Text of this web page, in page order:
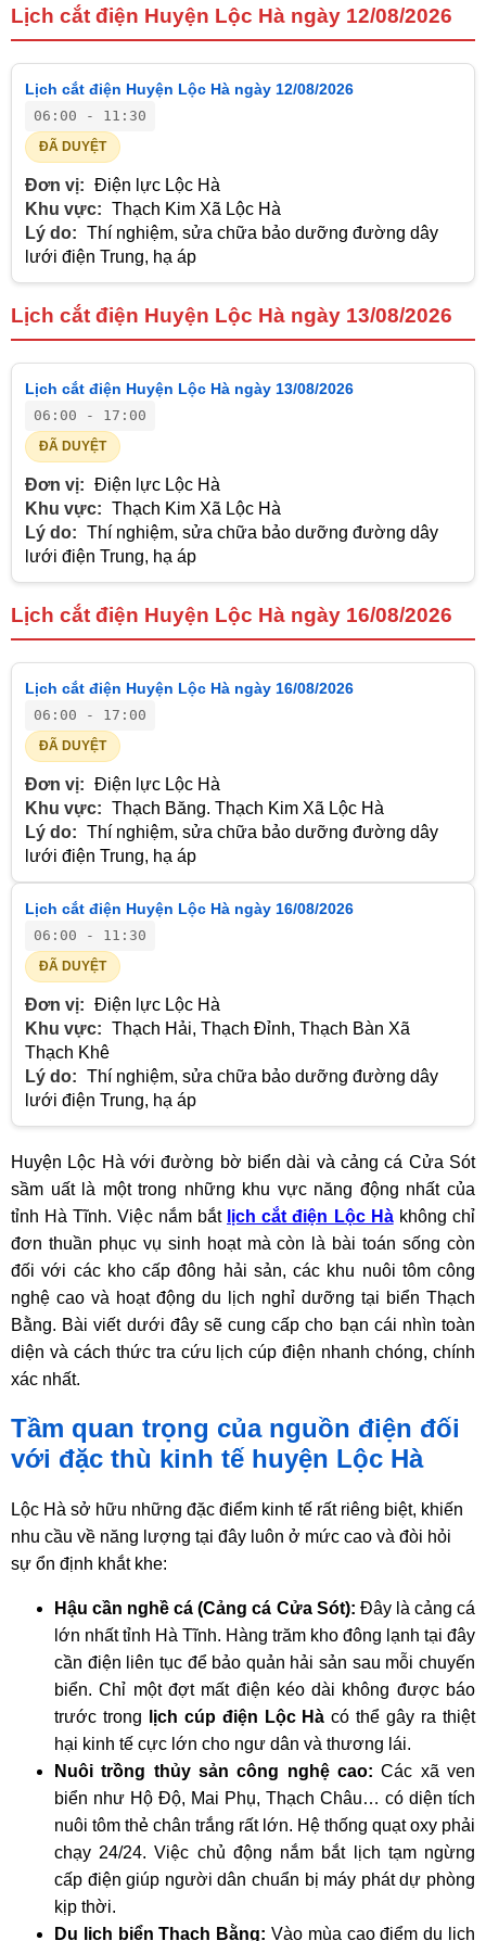
Lịch cắt điện Huyện Lộc Hà ngày 12/08/2026
Lịch cắt điện Huyện Lộc Hà ngày 12/08/2026
06:00 - 11:30
ĐÃ DUYỆT
Đơn vị: Điện lực Lộc Hà
Khu vực: Thạch Kim Xã Lộc Hà
Lý do: Thí nghiệm, sửa chữa bảo dưỡng đường dây
lưới điện Trung, hạ áp
Lịch cắt điện Huyện Lộc Hà ngày 13/08/2026
Lịch cắt điện Huyện Lộc Hà ngày 13/08/2026
06:00 - 17:00
ĐÃ DUYỆT
Đơn vị: Điện lực Lộc Hà
Khu vực: Thạch Kim Xã Lộc Hà
Lý do: Thí nghiệm, sửa chữa bảo dưỡng đường dây
lưới điện Trung, hạ áp
Lịch cắt điện Huyện Lộc Hà ngày 16/08/2026
Lịch cắt điện Huyện Lộc Hà ngày 16/08/2026
06:00 - 17:00
ĐÃ DUYỆT
Đơn vị: Điện lực Lộc Hà
Khu vực: Thạch Băng. Thạch Kim Xã Lộc Hà
Lý do: Thí nghiệm, sửa chữa bảo dưỡng đường dây
lưới điện Trung, hạ áp
Lịch cắt điện Huyện Lộc Hà ngày 16/08/2026
06:00 - 11:30
ĐÃ DUYỆT
Đơn vị: Điện lực Lộc Hà
Khu vực: Thạch Hải, Thạch Đỉnh, Thạch Bàn Xã
Thạch Khê
Lý do: Thí nghiệm, sửa chữa bảo dưỡng đường dây
lưới điện Trung, hạ áp
Huyện Lộc Hà với đường bờ biển dài và cảng cá Cửa Sót
sầm uất là một trong những khu vực năng động nhất của
tỉnh Hà Tĩnh. Việc nắm bắt lịch cắt điện Lộc Hàkhông chỉ
đơn thuần phục vụ sinh hoạt mà còn là bài toán sống còn
đối với các kho cấp đông hải sản, các khu nuôi tôm công
nghệ cao và hoạt động du lịch nghỉ dưỡng tại biển Thạch
Bằng. Bài viết dưới đây sẽ cung cấp cho bạn cái nhìn toàn
diện và cách thức tra cứu lịch cúp điện nhanh chóng, chính
xác nhất.
Tầm quan trọng của nguồn điện đối
với đặc thù kinh tế huyện Lộc Hà
Lộc Hà sở hữu những đặc điểm kinh tế rất riêng biệt, khiến
nhu cầu về năng lượng tại đây luôn ở mức cao và đòi hỏi
sự ổn định khắt khe:
Hậu cần nghề cá (Cảng cá Cửa Sót): Đây là cảng cá
lớn nhất tỉnh Hà Tĩnh. Hàng trăm kho đông lạnh tại đây
cần điện liên tục để bảo quản hải sản sau mỗi chuyến
biển. Chỉ một đợt mất điện kéo dài không được báo
trước trong
lịch cúp điện Lộc Hà có thể gây ra thiệt
hại kinh tế cực lớn cho ngư dân và thương lái.
Nuôi trồng thủy sản công nghệ cao: Các xã ven
biển như Hộ Độ, Mai Phụ, Thạch Châu… có diện tích
nuôi tôm thẻ chân trắng rất lớn. Hệ thống quạt oxy phải
chạy 24/24. Việc chủ động nắm bắt lịch tạm ngừng
cấp điện giúp người dân chuẩn bị máy phát dự phòng
kịp thời.
Du lịch biển Thạch Bằng: Vào mùa cao điểm du lịch